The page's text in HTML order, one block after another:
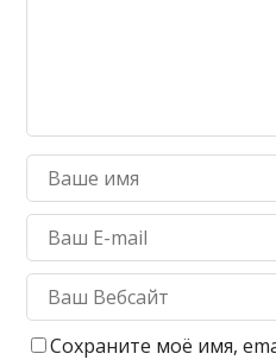
Сохраните моё имя,